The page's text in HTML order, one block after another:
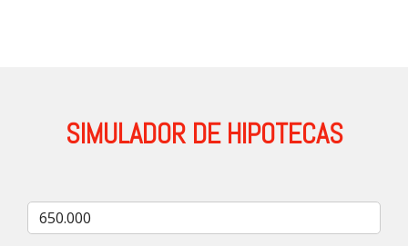
SIMULADOR DE HIPOTECAS